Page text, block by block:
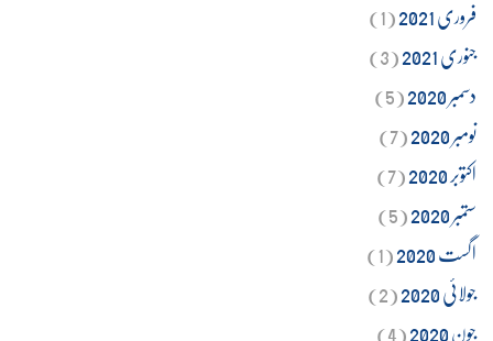
فروری 2021
(1)
جنوری 2021
(3)
دسمبر 2020
(5)
نومبر 2020
(7)
اکتوبر 2020
(7)
ستمبر 2020
(5)
اگست 2020
(1)
جولائی 2020
(2)